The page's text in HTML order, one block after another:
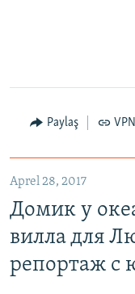
Paylaş
Aprel 28, 2017
Домик у
вилла для
репортаж с